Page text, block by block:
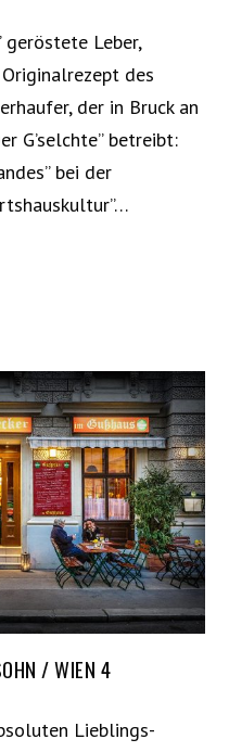
geröstete Leber,
des
der in Bruck an
G’selchte” betreibt:
bei der
/ WIEN 4
Lieblings-